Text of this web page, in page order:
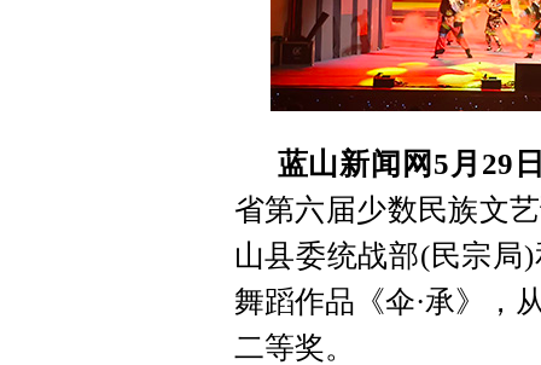
蓝山新闻网5月29
省第六届少数民族文
山县委统战部(民宗局
舞蹈作品《伞·承》，
二等奖。